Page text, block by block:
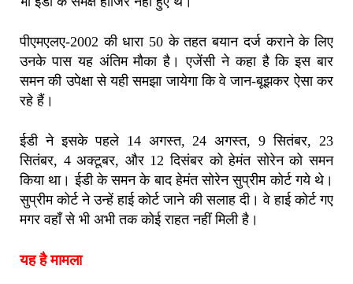
पीएमएलए-2002 की धारा 50 के तहत बयान दर्ज कराने के लिए
उनके पास यह अंतिम मौका है। एजेंसी ने कहा है कि इस बार
समन की उपेक्षा से यही समझा जायेगा कि वे जान-बूझकर ऐसा कर
रहे हैं।
ईडी ने इसके पहले 14 अगस्‍त, 24 अगस्‍त, 9 सितंबर, 23
सितंबर, 4 अक्‍टूबर, और 12 दिसंबर को हेमंत सोरेन को समन
किया था। ईडी के समन के बाद हेमंत सोरेन सुप्रीम कोर्ट गये थे।
सुप्रीम कोर्ट ने उन्‍हें हाई कोर्ट जाने की सलाह दी। वे हाई कोर्ट गए
मगर वहाँ से भी अभी तक कोई राहत नहीं मिली है।
यह है मामला